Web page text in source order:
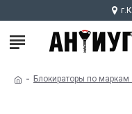
Блокираторы по маркам